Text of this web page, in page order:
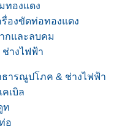
ทองแดง
องขัดท่อทองแดง
กและลบคม
างไฟฟ้า
ธารณูปโภค & ช่างไฟฟ้า
เบิล
ท
อ